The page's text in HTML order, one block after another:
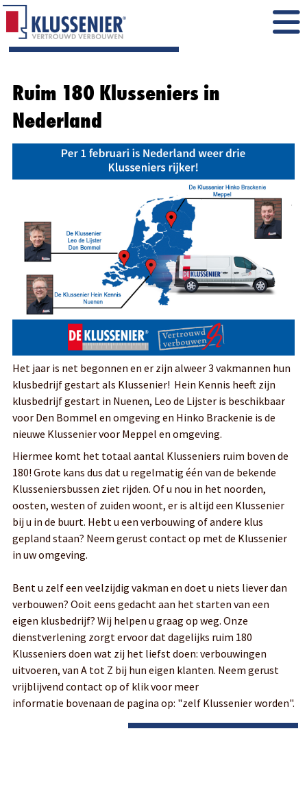
Ruim 180 Klusseniers in
Nederland
Het jaar is net begonnen en er zijn alweer 3 vakmannen hun
klusbedrijf gestart als Klussenier! Hein Kennis heeft zijn
klusbedrijf gestart in Nuenen, Leo de Lijster is beschikbaar
voor Den Bommel en omgeving en Hinko Brackenie is de
nieuwe Klussenier voor Meppel en omgeving.
Hiermee komt het totaal aantal Klusseniers ruim boven de
180! Grote kans dus dat u regelmatig één van de bekende
Klusseniersbussen ziet rijden. Of u nou in het noorden,
oosten, westen of zuiden woont, er is altijd een Klussenier
bij u in de buurt. Hebt u een verbouwing of andere klus
gepland staan? Neem gerust contact op met de Klussenier
in uw omgeving.
Bent u zelf een veelzijdig vakman en doet u niets liever dan
verbouwen? Ooit eens gedacht aan het starten van een
eigen klusbedrijf? Wij helpen u graag op weg. Onze
dienstverlening zorgt ervoor dat dagelijks ruim 180
Klusseniers doen wat zij het liefst doen: verbouwingen
uitvoeren, van A tot Z bij hun eigen klanten. Neem gerust
vrijblijvend contact op of klik voor meer
informatie bovenaan de pagina op: "zelf Klussenier worden".